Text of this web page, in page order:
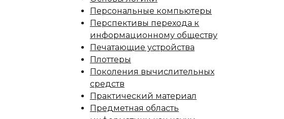
Персональные компьютеры
Перспективы перехода к
информационному обществу
Печатающие устройства
Плоттеры
Поколения вычислительных
средств
Практический материал
Предметная область